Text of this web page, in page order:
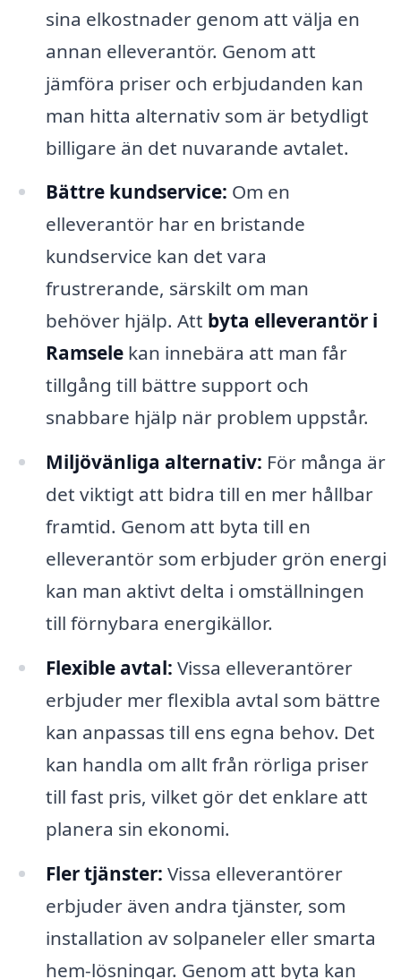
sina elkostnader genom att välja en
annan elleverantör. Genom att
jämföra priser och erbjudanden kan
man hitta alternativ som är betydligt
billigare än det nuvarande avtalet.
Bättre kundservice: Om en
elleverantör har en bristande
kundservice kan det vara
frustrerande, särskilt om man
behöver hjälp. Att byta elleverantör i
Ramselekan innebära att man får
tillgång till bättre support och
snabbare hjälp när problem uppstår.
Miljövänliga alternativ: För många är
det viktigt att bidra till en mer hållbar
framtid. Genom att byta till en
elleverantör som erbjuder grön energi
kan man aktivt delta i omställningen
till förnybara energikällor.
Flexible avtal: Vissa elleverantörer
erbjuder mer flexibla avtal som bättre
kan anpassas till ens egna behov. Det
kan handla om allt från rörliga priser
till fast pris, vilket gör det enklare att
planera sin ekonomi.
Fler tjänster: Vissa elleverantörer
erbjuder även andra tjänster, som
installation av solpaneler eller smarta
hem-lösningar. Genom att byta kan